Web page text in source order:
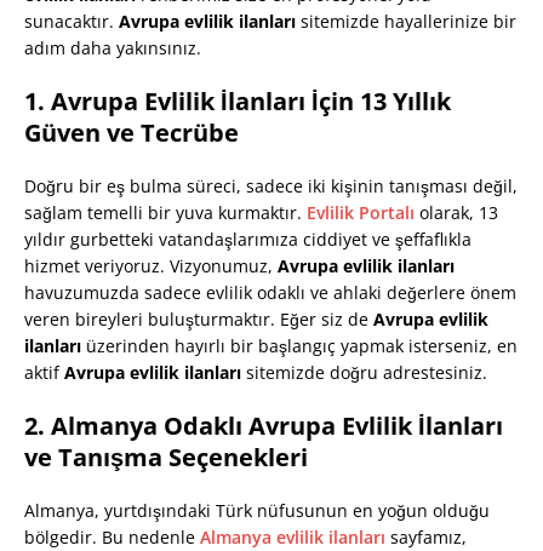
sunacaktır. Avrupa evlilik ilanları sitemizde hayallerinize bir
adım daha yakınsınız.
1. Avrupa Evlilik İlanları İçin 13 Yıllık
Güven ve Tecrübe
Doğru bir eş bulma süreci, sadece iki kişinin tanışması değil,
sağlam temelli bir yuva kurmaktır. Evlilik Portalı olarak, 13
yıldır gurbetteki vatandaşlarımıza ciddiyet ve şeffaflıkla
hizmet veriyoruz. Vizyonumuz, Avrupa evlilik ilanları
havuzumuzda sadece evlilik odaklı ve ahlaki değerlere önem
veren bireyleri buluşturmaktır. Eğer siz de Avrupa evlilik
ilanları üzerinden hayırlı bir başlangıç yapmak isterseniz, en
aktifAvrupa evlilik ilanları sitemizde doğru adrestesiniz.
2. Almanya Odaklı Avrupa Evlilik İlanları
ve Tanışma Seçenekleri
Almanya, yurtdışındaki Türk nüfusunun en yoğun olduğu
bölgedir. Bu nedenle Almanya evlilik ilanları sayfamız,